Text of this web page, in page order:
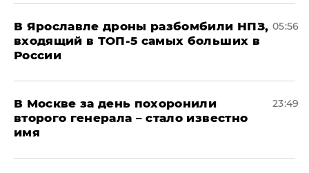
В Ярославле дроны разбомбили НПЗ,
входящий в ТОП-5 самых больших в
России
05:56
В Москве за день похоронили
второго генерала – стало известно
имя
23:49